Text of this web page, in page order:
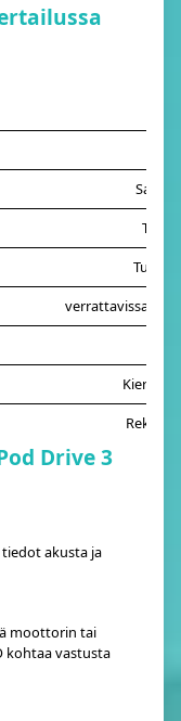
verrattavissa
Drive 3
akusta ja
moottorin tai
kohtaa vastusta